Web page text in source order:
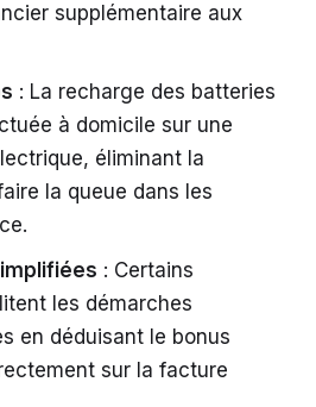
supplémentaire aux
: La recharge des batteries
à domicile sur une
éliminant la
la queue dans les
: Certains
les démarches
en déduisant le bonus
sur la facture